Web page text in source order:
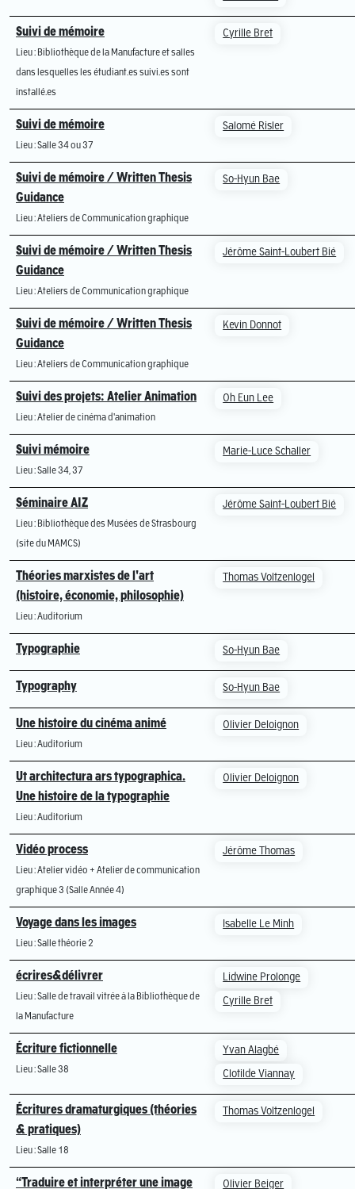
Suivi de mémoire
Lieu : Bibliothèque de la Manufacture et salles
dans lesquelles les étudiant.es suivi.es sont
installé.es
Cyrille Bret
Suivi de mémoire
Lieu : Salle 34 ou 37
Salomé Risler
Suivi de mémoire / Written Thesis
Guidance
Lieu : Ateliers de Communication graphique
So-Hyun Bae
Suivi de mémoire / Written Thesis
Guidance
Lieu : Ateliers de Communication graphique
Jérôme Saint-Loubert Bié
Suivi de mémoire / Written Thesis
Guidance
Lieu : Ateliers de Communication graphique
Kevin Donnot
Suivi des projets: Atelier Animation
Lieu : Atelier de cinéma d'animation
Oh Eun Lee
Suivi mémoire
Lieu : Salle 34, 37
Marie-Luce Schaller
Séminaire AIZ
Lieu : Bibliothèque des Musées de Strasbourg
(site du MAMCS)
Jérôme Saint-Loubert Bié
Théories marxistes de l'art
(histoire, économie, philosophie)
Lieu : Auditorium
Thomas Voltzenlogel
Typographie So-Hyun Bae
Typography So-Hyun Bae
Une histoire du cinéma animé
Lieu : Auditorium
Olivier Deloignon
Ut architectura ars typographica.
Une histoire de la typographie
Lieu : Auditorium
Olivier Deloignon
Vidéo process
Lieu : Atelier vidéo + Atelier de communication
graphique 3 (Salle Année 4)
Jérôme Thomas
Voyage dans les images
Lieu : Salle théorie 2
Isabelle Le Minh
écrires&délivrer
Lieu : Salle de travail vitrée à la Bibliothèque de
la Manufacture
Lidwine Prolonge
Cyrille Bret
Écriture fictionnelle
Lieu : Salle 38
Yvan Alagbé
Clotilde Viannay
Écritures dramaturgiques (théories
& pratiques)
Lieu : Salle 18
Thomas Voltzenlogel
“Traduire et interpréter une image Olivier Beiger